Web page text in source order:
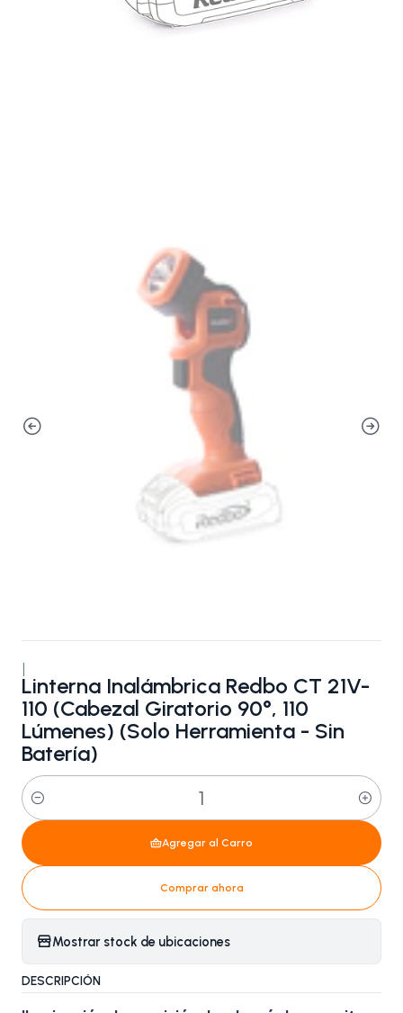
Linterna Inalámbrica Redbo CT 21V-
110 (Cabezal Giratorio 90°, 110
Lúmenes) (Solo Herramienta - Sin
Batería)
Cantidad
Agregar al Carro
Comprar ahora
Mostrar stock de ubicaciones
DESCRIPCIÓN